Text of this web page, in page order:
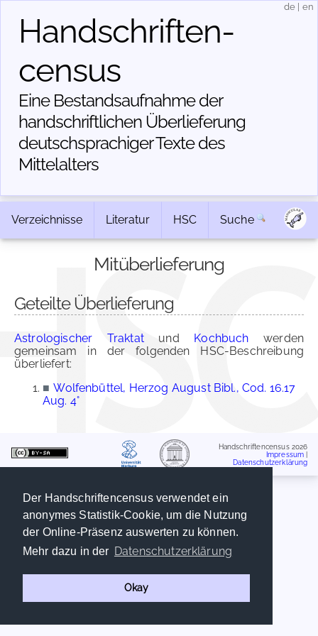
Der Handschriftencensus verwendet ein
anonymes Statistik-Cookie, um die Nutzung
der Online-Präsenz auswerten zu können.
Mehr dazu in der Datenschutzerklärung
Okay
Handschriften­
census
Eine Bestandsaufnahme der
handschriftlichen Über­lieferung
deutschsprachiger Texte des
Mittelalters
de en
Verzeichnisse Literatur HSC Suche
Mitüberlieferung
Geteilte Überlieferung
Astrologischer Traktatund Kochbuch werden
gemeinsam in der folgenden HSC-Beschreibung
überliefert:
■ Wolfenbüttel, Herzog August Bibl., Cod. 16.17
Aug. 4°
Handschriftencensus 2026
Impressum
Datenschutzerklärung